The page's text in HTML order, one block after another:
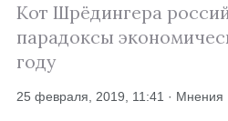
Кот Шрёдингера
парадоксы
году
25 февраля, 2019, 11:41 · Мнения